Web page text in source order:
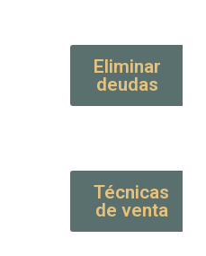
Eliminar
deudas
Técnicas
de venta